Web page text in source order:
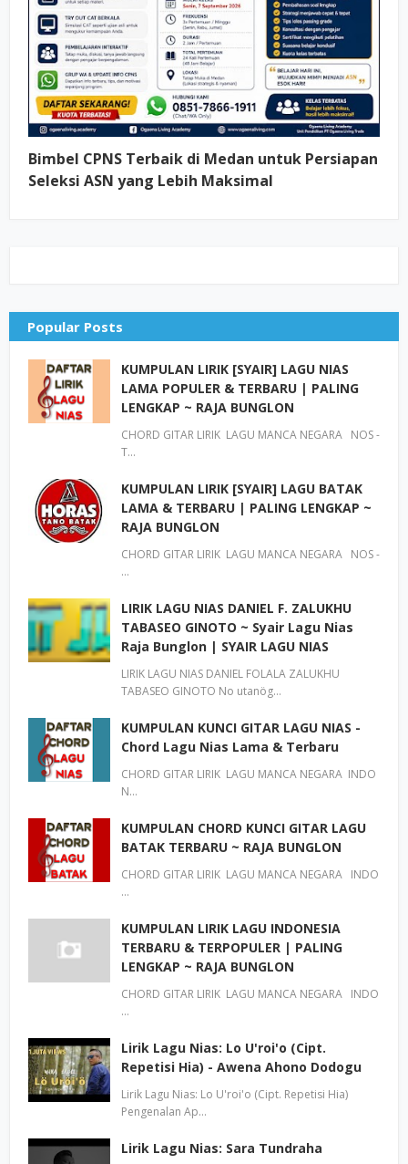
Bimbel CPNS Terbaik di Medan untuk Persiapan
Seleksi ASN yang Lebih Maksimal
Popular Posts
KUMPULAN LIRIK [SYAIR] LAGU NIAS
LAMA POPULER & TERBARU | PALING
LENGKAP ~ RAJA BUNGLON
CHORD GITAR LIRIK LAGU MANCA NEGARA NOS -
T…
KUMPULAN LIRIK [SYAIR] LAGU BATAK
LAMA & TERBARU | PALING LENGKAP ~
RAJA BUNGLON
CHORD GITAR LIRIK LAGU MANCA NEGARA NOS -
…
LIRIK LAGU NIAS DANIEL F. ZALUKHU
TABASEO GINOTO ~ Syair Lagu Nias
Raja Bunglon | SYAIR LAGU NIAS
LIRIK LAGU NIAS DANIEL FOLALA ZALUKHU
TABASEO GINOTO No utanög…
KUMPULAN KUNCI GITAR LAGU NIAS -
Chord Lagu Nias Lama & Terbaru
CHORD GITAR LIRIK LAGU MANCA NEGARA INDO
N…
KUMPULAN CHORD KUNCI GITAR LAGU
BATAK TERBARU ~ RAJA BUNGLON
CHORD GITAR LIRIK LAGU MANCA NEGARA INDO
…
KUMPULAN LIRIK LAGU INDONESIA
TERBARU & TERPOPULER | PALING
LENGKAP ~ RAJA BUNGLON
CHORD GITAR LIRIK LAGU MANCA NEGARA INDO
…
Lirik Lagu Nias: Lo U'roi'o (Cipt.
Repetisi Hia) - Awena Ahono Dodogu
Lirik Lagu Nias: Lo U'roi'o (Cipt. Repetisi Hia)
Pengenalan Ap…
Lirik Lagu Nias: Sara Tundraha